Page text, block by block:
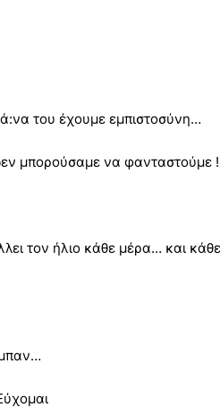
του έχουμε εμπιστοσύνη…
μπορούσαμε να φανταστούμε !
τον ήλιο κάθε μέρα… και